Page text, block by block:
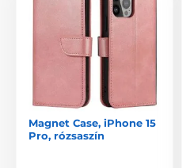
Magnet Case, iPhone 15
Pro, rózsaszín